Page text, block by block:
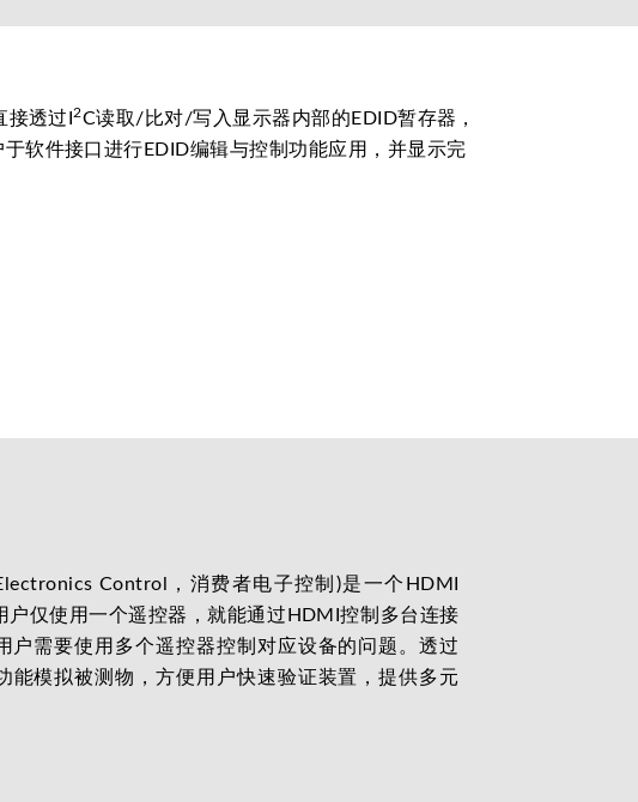
接透过I2C读取/比对/写入显示器内部的EDID暂存器，
软件接口进行EDID编辑与控制功能应用，并显示完
Control，消费者电子控制)是一个HDMI
户仅使用一个遥控器，就能通过HDMI控制多台连接
户需要使用多个遥控器控制对应设备的问题。透过
能模拟被测物，方便用户快速验证装置，提供多元